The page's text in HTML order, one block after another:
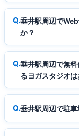
垂井駅周辺で
か？
垂井駅周辺で無
るヨガスタジオ
垂井駅周辺で駐